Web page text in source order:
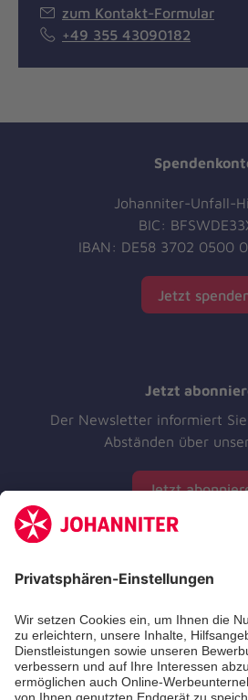
zum Kontakt-Formular
+49 355 43090182
Johanniter-Unfall-
BIC:
IBAN: DE58 3702 0500
Jetzt
Jetzt
Der Newsletter informiert
Abständen über
Jetzt